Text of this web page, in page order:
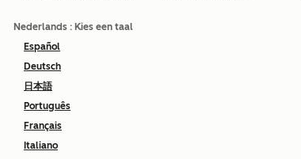
Nederlands : Kies een taal
Español
Deutsch
日本語
Português
Français
Italiano